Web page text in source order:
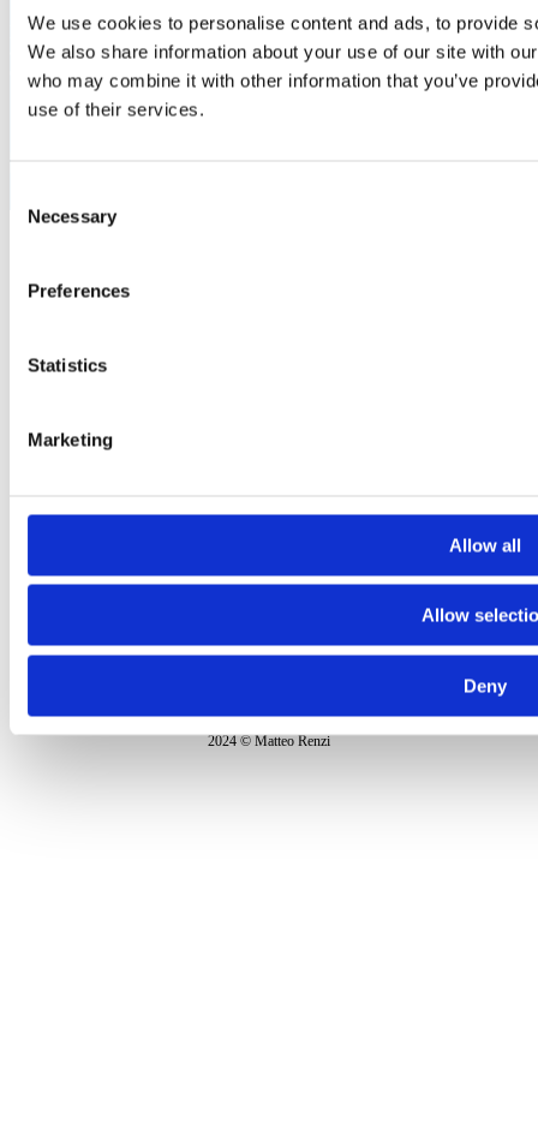
We use cookies to personalise content and ads, to provide
We also share information about your use of our site with
who may combine it with other information that you’ve
use of their services.
Selection
Necessary
Preferences
Statistics
Marketing
Allow all
Allow
Deny
per ricevere informazioni sulle attività di Italia Viva e delle sue
articolazioni mediante newsletter, tecniche di comunicazione a
distanza o strumenti di contatto tradizionali
Do il consenso
2024 © Matteo Renzi